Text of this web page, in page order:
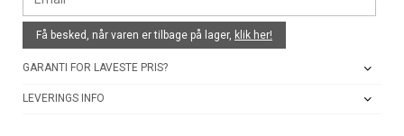
Få besked, når varen er tilbage på lager, klik her!
GARANTI FOR LAVESTE PRIS?
LEVERINGS INFO